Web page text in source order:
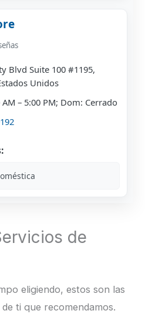
Blvd Suite 100 #1195,
Unidos
AM – 5:00 PM; Dom: Cerrado
de
eligiendo, estos son las
ti que recomendamos.